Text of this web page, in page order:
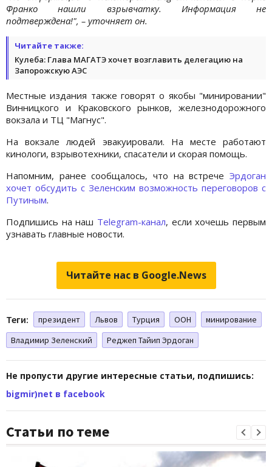
Франко нашли взрывчатку. Информация не
подтверждена!", – уточняет он.
Читайте также:
Кулеба: Глава МАГАТЭ хочет возглавить делегацию на
Запорожскую АЭС
Местные издания также говорят о якобы "минировании"
Винницкого и Краковского рынков, железнодорожного
вокзала и ТЦ "Магнус".
На вокзале людей эвакуировали. На месте работают
кинологи, взрывотехники, спасатели и скорая помощь.
Напомним, ранее сообщалось, что на встрече Эрдоган
хочет обсудить с Зеленским возможность переговоров с
Путиным.
Подпишись на наш Telegram-канал, если хочешь первым
узнавать главные новости.
Читайте нас в Google.News
Теги: президент Львов Турция ООН
минирование
Владимир Зеленский
Реджеп Тайип Эрдоган
Не пропусти другие интересные статьи, подпишись:
bigmir)net в facebook
Статьи по теме